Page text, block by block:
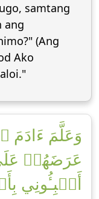
samtang
ang
(Ang
Ako
وَعَلَّمَ ءَادَمَ
عَرَضَهُمۡ
أَنۢبِـُٔونِي